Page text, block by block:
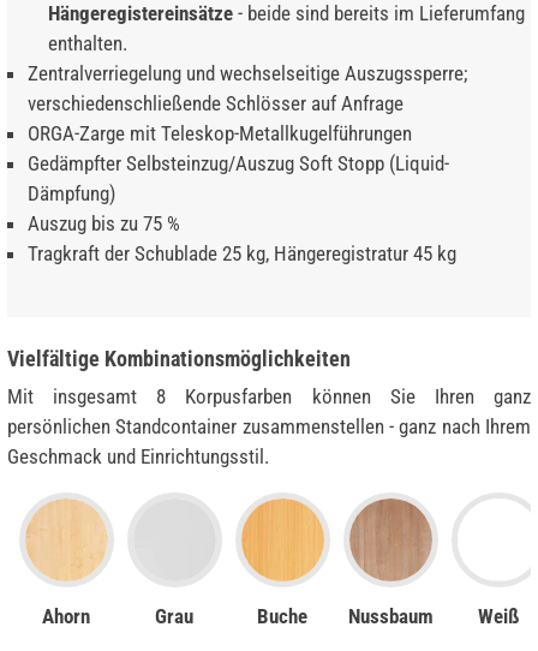
Hängeregistereinsätze - beide sind bereits im Lieferumfang
enthalten.
Zentralverriegelung und wechselseitige Auszugssperre;
verschiedenschließende Schlösser auf Anfrage
ORGA-Zarge mit Teleskop-Metallkugelführungen
Gedämpfter Selbsteinzug/Auszug Soft Stopp (Liquid-
Dämpfung)
Auszug bis zu 75 %
Tragkraft der Schublade 25 kg, Hängeregistratur 45 kg
Vielfältige Kombinationsmöglichkeiten
Mit insgesamt 8 Korpusfarben können Sie Ihren ganz
persönlichen Standcontainer zusammenstellen - ganz nach Ihrem
Geschmack und Einrichtungsstil.
Ahorn Grau Buche Nussbaum Weiß